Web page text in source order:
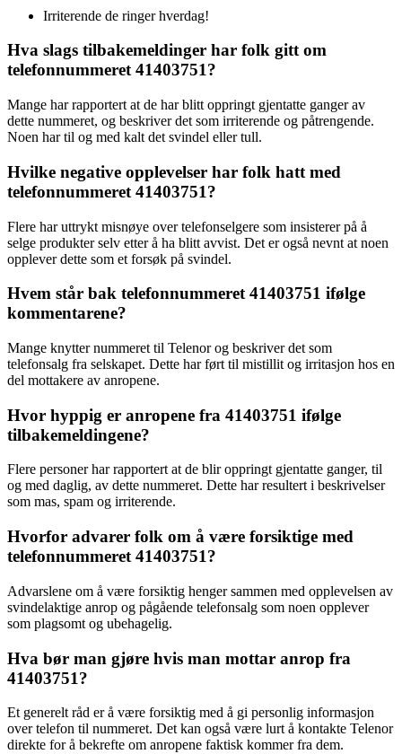
Irriterende de ringer hverdag!
Hva slags tilbakemeldinger har folk gitt om
telefonnummeret 41403751?
Mange har rapportert at de har blitt oppringt gjentatte ganger av
dette nummeret, og beskriver det som irriterende og påtrengende.
Noen har til og med kalt det svindel eller tull.
Hvilke negative opplevelser har folk hatt med
telefonnummeret 41403751?
Flere har uttrykt misnøye over telefonselgere som insisterer på å
selge produkter selv etter å ha blitt avvist. Det er også nevnt at noen
opplever dette som et forsøk på svindel.
Hvem står bak telefonnummeret 41403751 ifølge
kommentarene?
Mange knytter nummeret til Telenor og beskriver det som
telefonsalg fra selskapet. Dette har ført til mistillit og irritasjon hos en
del mottakere av anropene.
Hvor hyppig er anropene fra 41403751 ifølge
tilbakemeldingene?
Flere personer har rapportert at de blir oppringt gjentatte ganger, til
og med daglig, av dette nummeret. Dette har resultert i beskrivelser
som mas, spam og irriterende.
Hvorfor advarer folk om å være forsiktige med
telefonnummeret 41403751?
Advarslene om å være forsiktig henger sammen med opplevelsen av
svindelaktige anrop og pågående telefonsalg som noen opplever
som plagsomt og ubehagelig.
Hva bør man gjøre hvis man mottar anrop fra
41403751?
Et generelt råd er å være forsiktig med å gi personlig informasjon
over telefon til nummeret. Det kan også være lurt å kontakte Telenor
direkte for å bekrefte om anropene faktisk kommer fra dem.